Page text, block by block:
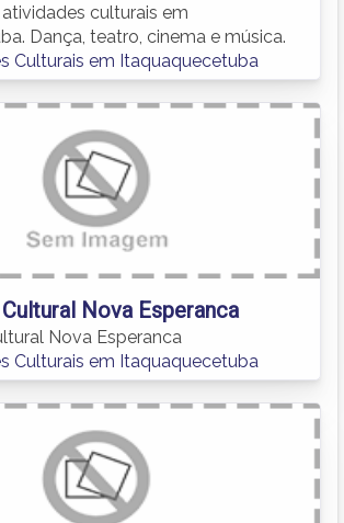
culturais em
Dança, teatro, cinema e música.
Culturais em Itaquaquecetuba
Nova Esperanca
Nova Esperanca
Culturais em Itaquaquecetuba